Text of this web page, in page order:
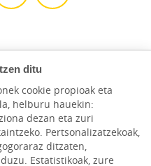
ditu
cookie propioak eta
helburu hauekin:
dezan eta zuri
Pertsonalizatzekoak,
ditzaten,
Estatistikoak, zure